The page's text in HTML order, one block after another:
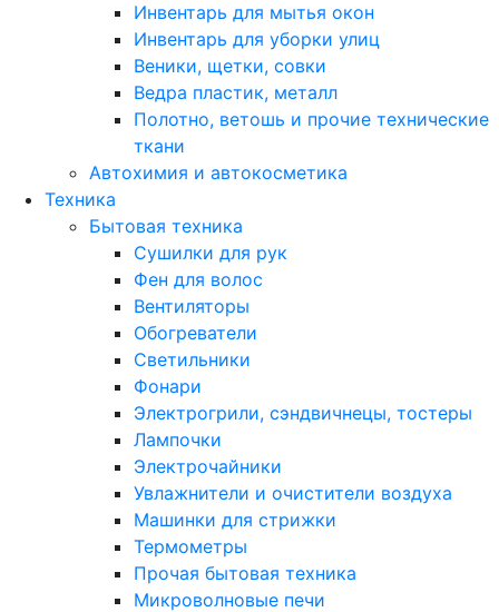
Инвентарь для мытья окон
Инвентарь для уборки улиц
Веники, щетки, совки
Ведра пластик, металл
Полотно, ветошь и прочие технические
ткани
Автохимия и автокосметика
Техника
Бытовая техника
Сушилки для рук
Фен для волос
Вентиляторы
Обогреватели
Светильники
Фонари
Электрогрили, сэндвичнецы, тостеры
Лампочки
Электрочайники
Увлажнители и очистители воздуха
Машинки для стрижки
Термометры
Прочая бытовая техника
Микроволновые печи